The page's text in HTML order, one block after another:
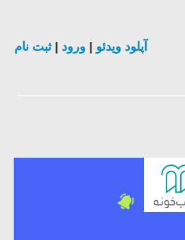
آپلود ویدئو ورود |ثبت نام